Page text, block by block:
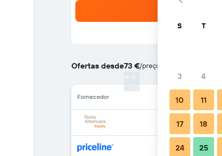
Ofertas desde73 €/preço por noite mais
Fornecedor
S T
3 4
10 11
17 18
24 25